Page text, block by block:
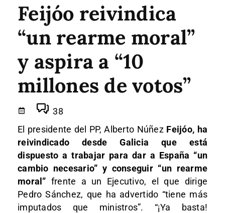
Feijóo reivindica
“un rearme moral”
y aspira a “10
millones de votos”
38
El presidente del PP, Alberto Núñez Feijóo, ha
reivindicado desde Galicia que está
dispuesto a trabajar para dar a España “un
cambio necesario” y conseguir “un rearme
moral” frente a un Ejecutivo, el que dirige
Pedro Sánchez, que ha advertido “tiene más
imputados que ministros”. “¡Ya basta!